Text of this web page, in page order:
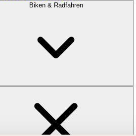
Biken & Radfahren